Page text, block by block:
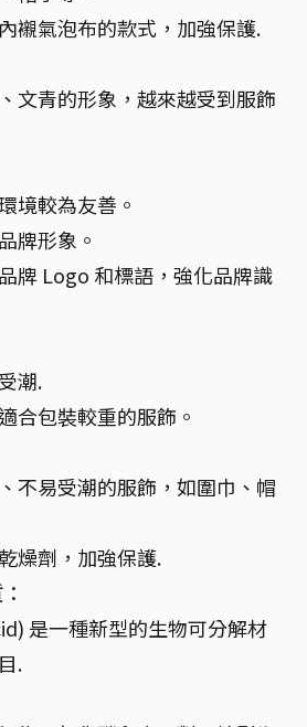
襯氣泡布的款式，加強保護.
文青的形象，越來越受到服飾
境較為友善。
牌形象。
牌 Logo 和標語，強化品牌識
潮.
合包裝較重的服飾。
不易受潮的服飾，如圍巾、帽
燥劑，加強保護.
：
是一種新型的生物可分解材
.